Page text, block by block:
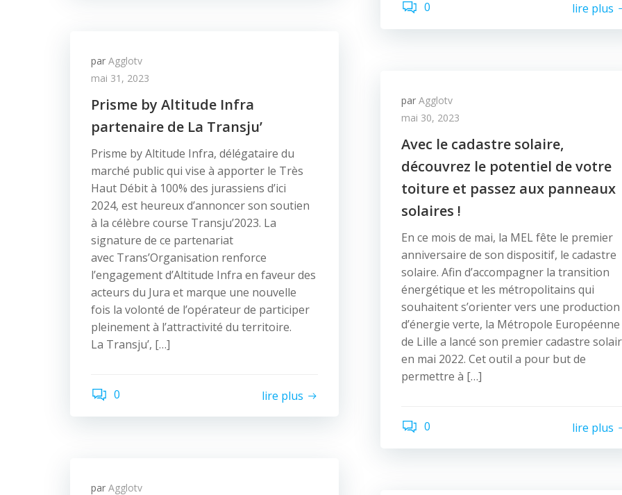
0 lire plus
par Agglotv
mai 31, 2023
Prisme by Altitude Infra
partenaire de La Transju’
Prisme by Altitude Infra, délégataire du
marché public qui vise à apporter le Très
Haut Débit à 100% des jurassiens d’ici
2024, est heureux d’annoncer son soutien
à la célèbre course Transju’2023. La
signature de ce partenariat
avec Trans’Organisation renforce
l’engagement d’Altitude Infra en faveur des
acteurs du Jura et marque une nouvelle
fois la volonté de l’opérateur de participer
pleinement à l’attractivité du territoire.
La Transju’, […]
0 lire plus
par Agglotv
mai 30, 2023
Avec le cadastre solaire,
découvrez le potentiel de votre
toiture et passez aux panneaux
solaires !
En ce mois de mai, la MEL fête le premier
anniversaire de son dispositif, le cadastre
solaire. Afin d’accompagner la transition
énergétique et les métropolitains qui
souhaitent s’orienter vers une production
d’énergie verte, la Métropole Européenne
de Lille a lancé son premier cadastre
en mai 2022. Cet outil a pour but de
permettre à […]
0 lire plus
par Agglotv